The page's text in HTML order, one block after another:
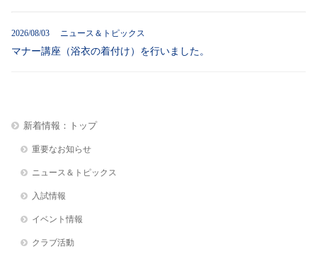
2026/08/03 ニュース＆トピックス
マナー講座（浴衣の着付け）を行いました。
新着情報：トップ
重要なお知らせ
ニュース＆トピックス
入試情報
イベント情報
クラブ活動